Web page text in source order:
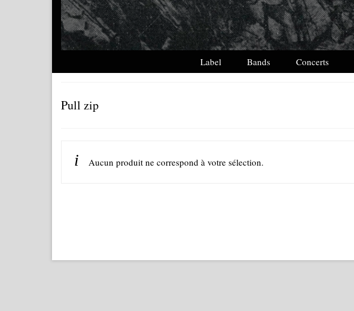
Label Bands Concerts
Pull zip
Aucun produit ne correspond à votre sélection.